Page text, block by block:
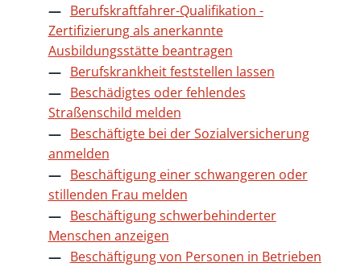
Berufskraftfahrer-Qualifikation -
Zertifizierung als anerkannte
Ausbildungsstätte beantragen
Berufskrankheit feststellen lassen
Beschädigtes oder fehlendes
Straßenschild melden
Beschäftigte bei der Sozialversicherung
anmelden
Beschäftigung einer schwangeren oder
stillenden Frau melden
Beschäftigung schwerbehinderter
Menschen anzeigen
Beschäftigung von Personen in Betrieben